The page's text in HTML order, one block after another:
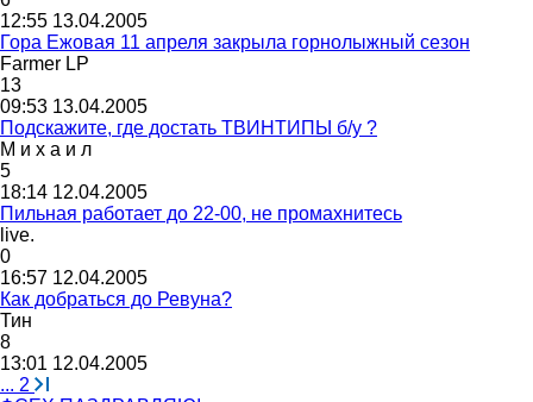
12:55 13.04.2005
Гора Ежовая 11 апреля закрыла горнолыжный сезон
Farmer LP
13
09:53 13.04.2005
Подскажите, где достать ТВИНТИПЫ б/у ?
М и х а и л
5
18:14 12.04.2005
Пильная работает до 22-00, не промахнитесь
live.
0
16:57 12.04.2005
Как добраться до Ревуна?
Тин
8
13:01 12.04.2005
... 2